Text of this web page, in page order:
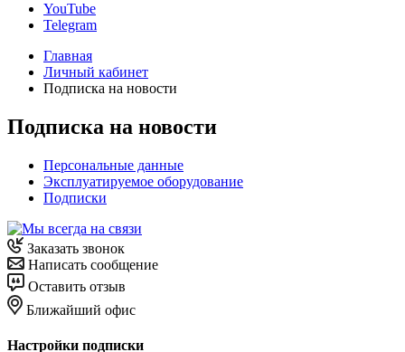
YouTube
Telegram
Главная
Личный кабинет
Подписка на новости
Подписка на новости
Персональные данные
Эксплуатируемое оборудование
Подписки
Заказать звонок
Написать сообщение
Оставить отзыв
Ближайший офис
Настройки подписки